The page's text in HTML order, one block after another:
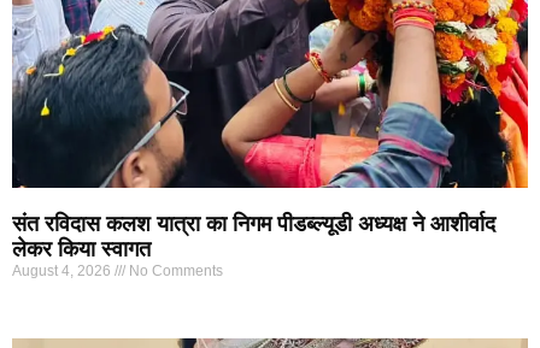
संत रविदास कलश यात्रा का निगम पीडब्ल्यूडी अध्यक्ष ने आशीर्वाद
लेकर किया स्वागत
August 4, 2026 No Comments